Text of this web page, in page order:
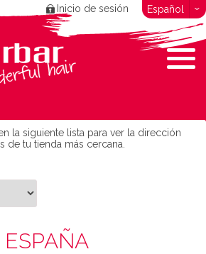
Inicio de sesión Español
la siguiente lista para ver la dirección
tu tienda más cercana.
ESPAÑA